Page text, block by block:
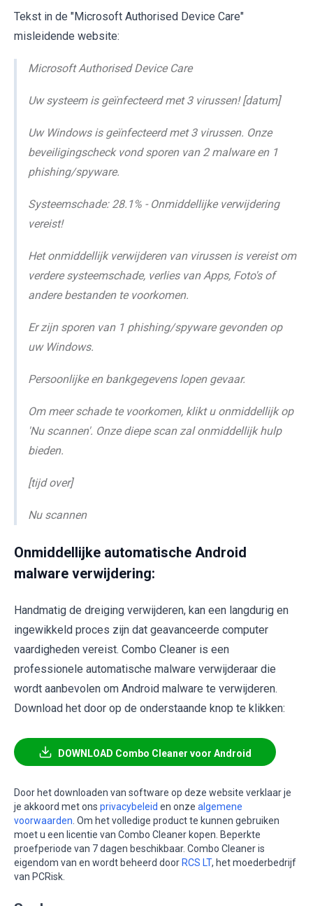
Tekst in de "Microsoft Authorised Device Care"
misleidende website:
Microsoft Authorised Device Care
Uw systeem is geïnfecteerd met 3 virussen! [datum]
Uw Windows is geïnfecteerd met 3 virussen. Onze
beveiligingscheck vond sporen van 2 malware en 1
phishing/spyware.
Systeemschade: 28.1% - Onmiddellijke verwijdering
vereist!
Het onmiddellijk verwijderen van virussen is vereist om
verdere systeemschade, verlies van Apps, Foto's of
andere bestanden te voorkomen.
Er zijn sporen van 1 phishing/spyware gevonden op
uw Windows.
Persoonlijke en bankgegevens lopen gevaar.
Om meer schade te voorkomen, klikt u onmiddellijk op
'Nu scannen'. Onze diepe scan zal onmiddellijk hulp
bieden.
[tijd over]
Nu scannen
Onmiddellijke automatische Android
malware verwijdering:
Handmatig de dreiging verwijderen, kan een langdurig en
ingewikkeld proces zijn dat geavanceerde computer
vaardigheden vereist. Combo Cleaner is een
professionele automatische malware verwijderaar die
wordt aanbevolen om Android malware te verwijderen.
Download het door op de onderstaande knop te klikken:
DOWNLOAD Combo Cleaner voor Android
Door het downloaden van software op deze website verklaar je
je akkoord met ons privacybeleid en onze algemene
voorwaarden . Om het volledige product te kunnen gebruiken
moet u een licentie van Combo Cleaner kopen. Beperkte
proefperiode van 7 dagen beschikbaar. Combo Cleaner is
eigendom van en wordt beheerd door RCS LT, het moederbedrijf
van PCRisk.